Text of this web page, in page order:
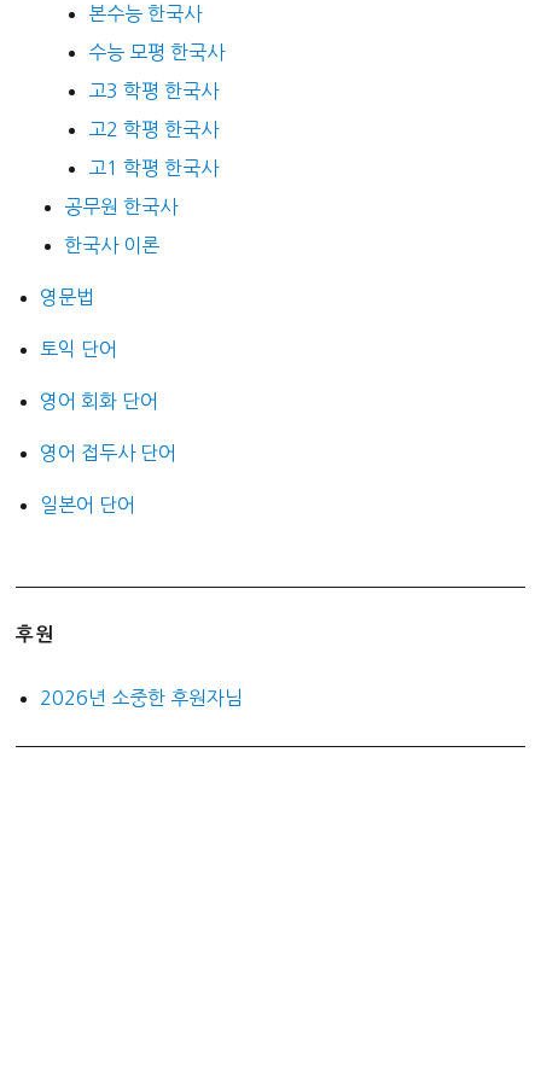
본수능 한국사
수능 모평 한국사
고3 학평 한국사
고2 학평 한국사
고1 학평 한국사
공무원 한국사
한국사 이론
영문법
토익 단어
영어 회화 단어
영어 접두사 단어
일본어 단어
후원
2026년 소중한 후원자님